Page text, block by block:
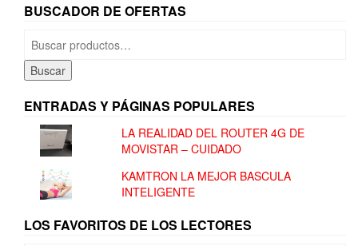
BUSCADOR DE OFERTAS
por:
Buscar
ENTRADAS Y PÁGINAS POPULARES
LA REALIDAD DEL ROUTER 4G DE
MOVISTAR – CUIDADO
KAMTRON LA MEJOR BASCULA
INTELIGENTE
LOS FAVORITOS DE LOS LECTORES